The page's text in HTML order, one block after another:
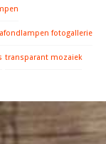
fotogallerie
transparant mozaiek